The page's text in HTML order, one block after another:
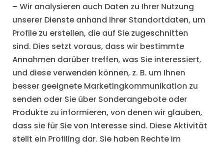
– Wir analysieren auch Daten zu Ihrer Nutzung
unserer Dienste anhand Ihrer Standortdaten, um
Profile zu erstellen, die auf Sie zugeschnitten
sind. Dies setzt voraus, dass wir bestimmte
Annahmen darüber treffen, was Sie interessiert,
und diese verwenden können, z. B. um Ihnen
besser geeignete Marketingkommunikation zu
senden oder Sie über Sonderangebote oder
Produkte zu informieren, von denen wir glauben,
dass sie für Sie von Interesse sind. Diese Aktivität
stellt ein Profiling dar. Sie haben Rechte im